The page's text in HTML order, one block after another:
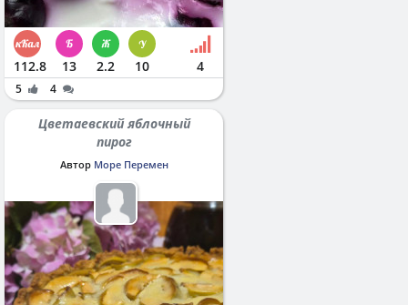
112.8 13 2.2 10 4
5 4
Цветаевский яблочный
пирог
Автор Море Перемен